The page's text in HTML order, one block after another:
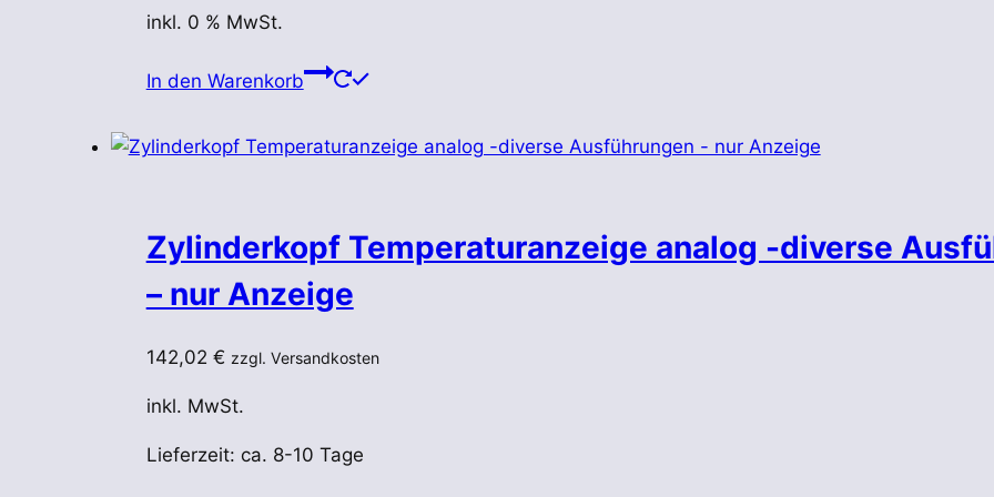
inkl. 0 % MwSt.
In den Warenkorb
Zylinderkopf Temperaturanzeige analog -diverse
– nur Anzeige
142,02 € zzgl. Versandkosten
inkl. MwSt.
Lieferzeit: ca. 8-10 Tage